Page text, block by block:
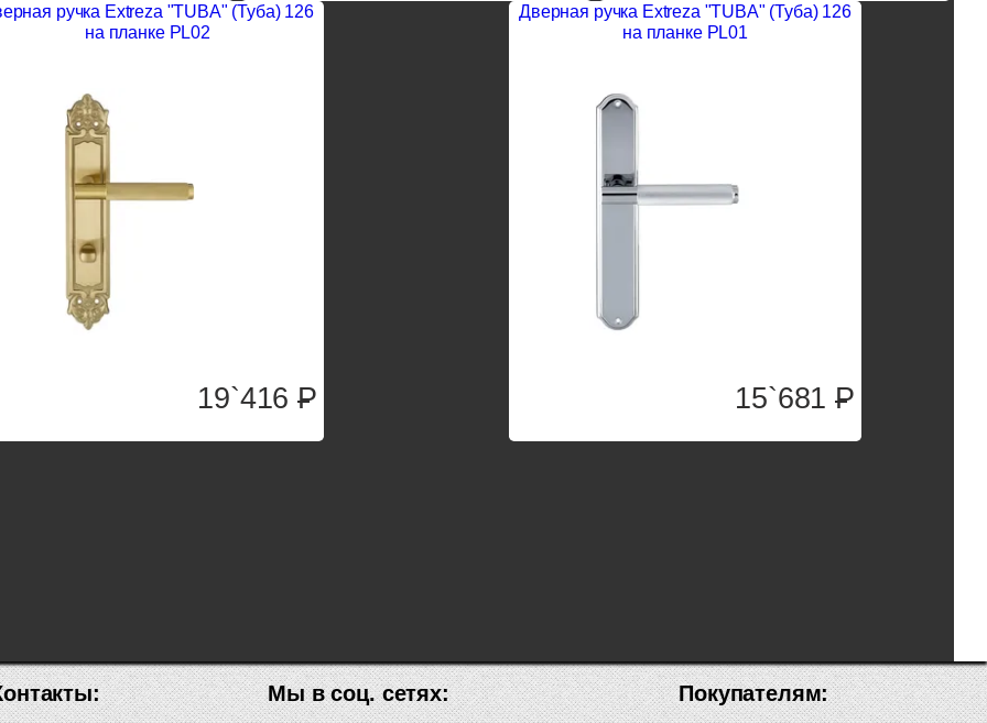
ручка Extreza "TUBA" (Туба) 126
на планке PL02
19`416P
Дверная ручка Extreza "TUBA" (Туба) 126
на планке PL01
15`681P
Покупателям:
Мы в соц. сетях: